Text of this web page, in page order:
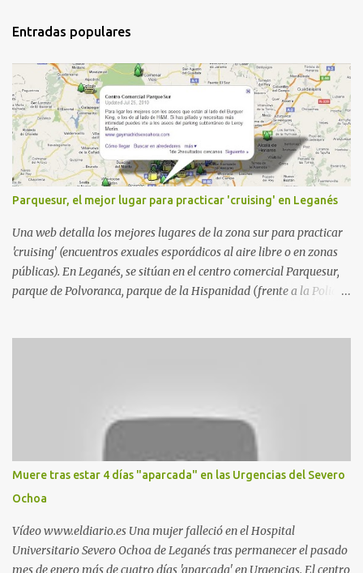
Entradas populares
Parquesur, el mejor lugar para practicar 'cruising' en Leganés
Una web detalla los mejores lugares de la zona sur para practicar
'cruising' (encuentros exuales esporádicos al aire libre o en zonas
públicas). En Leganés, se sitúan en el centro comercial Parquesur,
parque de Polvoranca, parque de la Hispanidad (frente a la Policía
estadio municipal de Butarque) y caminos entre el estadio y Plaza
Nueva. Otro lugar: Escombrera de Polvoranca, entre Leganés y
Móstoles También en el parque de la Hispanidad, situado frente a
la Policía Local de Leganés de la calle Chile, 1, y junto al
cementerio de Butarque". Más información
Muere tras estar 4 días "aparcada" en las Urgencias del Severo
Ochoa
Vídeo www.eldiario.es Una mujer falleció en el Hospital
Universitario Severo Ochoa de Leganés tras permanecer el pasado
mes de enero más de cuatro días 'aparcada' en Urgencias. El centro